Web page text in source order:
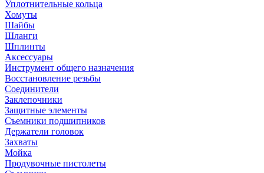
Уплотнительные кольца
Хомуты
Шайбы
Шланги
Шплинты
Аксессуары
Инструмент общего назначения
Восстановление резьбы
Соединители
Заклепочники
Защитные элементы
Съемники подшипников
Держатели головок
Захваты
Мойка
Продувочные пистолеты